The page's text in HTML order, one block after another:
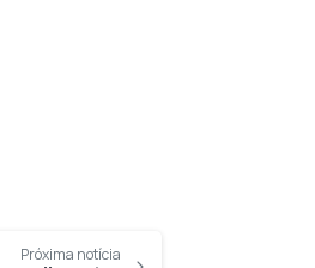
Próxima notícia